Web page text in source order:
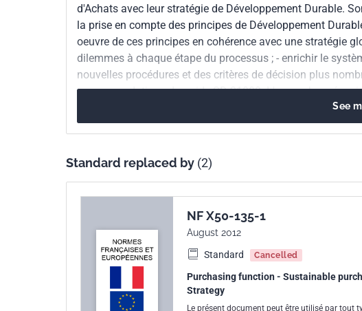
Print number 2 - juillet 2010
d'Achats avec leur stratégie de Développement Durable.
la prise en compte des principes de Développement
oeuvre de ces principes en cohérence avec une stratégie
dilemmes à chaque étape du processus ; - enrichir le
nouvelles procédures et des critères de décision plus
recommandations du guide SD 21000. L'approche
interdépendances avec les parties intéressées et d'être
Elles ont été élaborées dans un souci de cohérence avec
See
Standard replaced by (2)
NF X50-135-1
August 2012
Standard
Cancelled
Purchasing function - Sustainable
Strategy
Le présent document peut être utilisé par tout